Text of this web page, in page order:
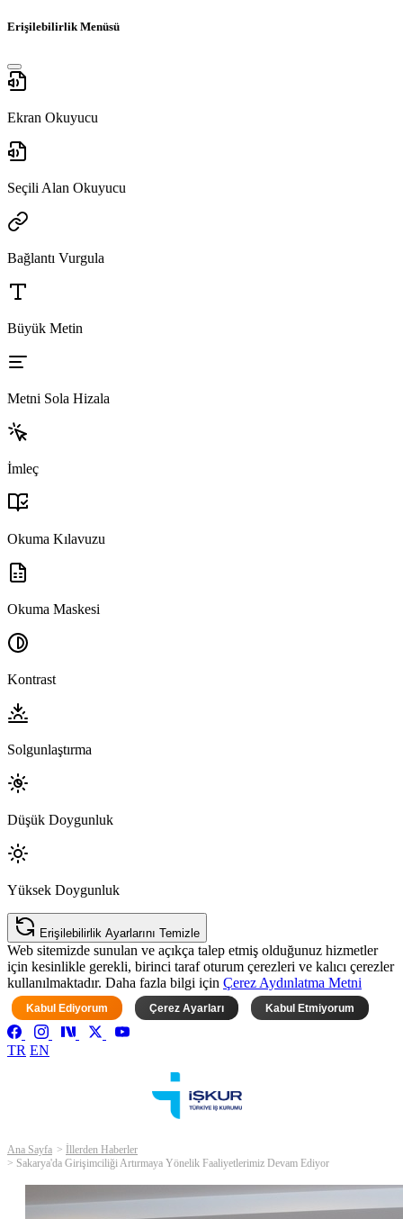
Erişilebilirlik Menüsü
Ekran Okuyucu
Seçili Alan Okuyucu
Bağlantı Vurgula
Büyük Metin
Metni Sola Hizala
İmleç
Okuma Kılavuzu
Okuma Maskesi
Kontrast
Solgunlaştırma
Düşük Doygunluk
Yüksek Doygunluk
Erişilebilirlik Ayarlarını Temizle
Web sitemizde sunulan ve açıkça talep etmiş olduğunuz hizmetler
için kesinlikle gerekli, birinci taraf oturum çerezleri ve kalıcı çerezler
kullanılmaktadır. Daha fazla bilgi için Çerez Aydınlatma Metni
Kabul Ediyorum Çerez Ayarları Kabul Etmiyorum
TR EN
Ana Sayfa
İllerden Haberler
Sakarya'da Girişimciliği Artırmaya Yönelik Faaliyetlerimiz Devam Ediyor